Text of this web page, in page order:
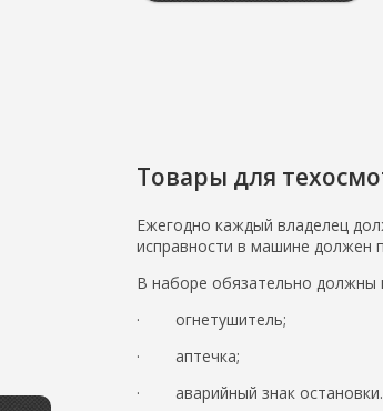
Товары для
Ежегодно каждый владелец
исправности в машине должен
В наборе обязательно должны
· огнетушитель;
· аптечка;
· аварийный знак остановки.